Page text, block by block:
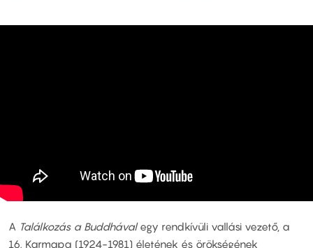
A Találkozás a Buddhávalegy rendkívüli vallási vezető, a
16. Karmapa (1924-1981) életének és örökségének